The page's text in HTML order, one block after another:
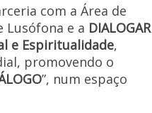
com a Área de
Lusófona e a DIALOGAR
e Espiritualidade,
promovendo o
”, num espaço